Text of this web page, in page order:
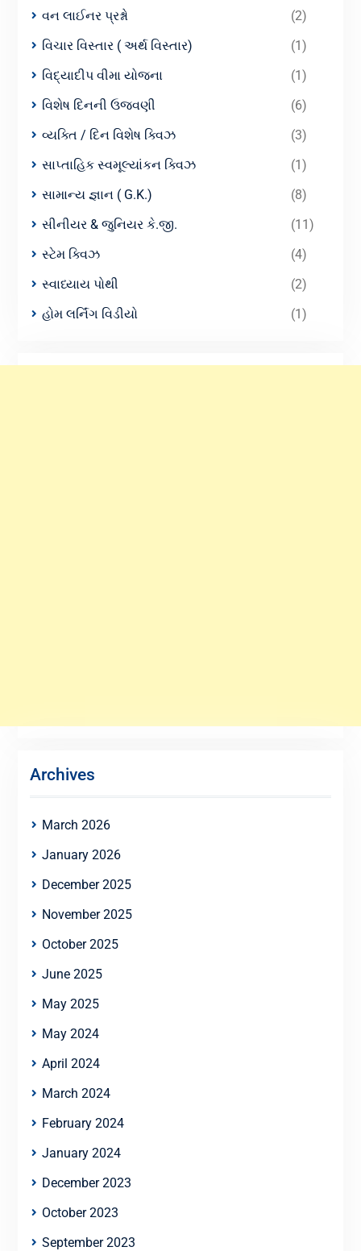
વન લાઈનર પ્રશ્નો
(2)
વિચાર વિસ્તાર ( અર્થ વિસ્તાર)
(1)
વિદ્યાદીપ વીમા યોજના
(1)
વિશેષ દિનની ઉજવણી
(6)
વ્યક્તિ / દિન વિશેષ ક્વિઝ
(3)
સાપ્તાહિક સ્વમૂલ્યાંકન ક્વિઝ
(1)
સામાન્ય જ્ઞાન ( G.K.)
(8)
સીનીયર & જુનિયર કે.જી.
(11)
સ્ટેમ ક્વિઝ
(4)
સ્વાધ્યાય પોથી
(2)
હોમ લર્નિંગ વિડીયો
(1)
Archives
March 2026
January 2026
December 2025
November 2025
October 2025
June 2025
May 2025
May 2024
April 2024
March 2024
February 2024
January 2024
December 2023
October 2023
September 2023